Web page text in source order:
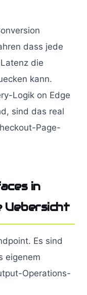
dass jede
die
kann.
Logik on Edge
sind das real
Page-
in
Uebersicht
Es sind
eigenem
Operations-